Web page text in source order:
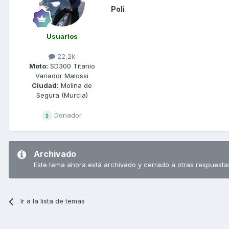
Usuarios
22,2k
Moto: SD300 Titanio
Variador Malossi
Ciudad: Molina de
Segura (Murcia)
Donador
Poli
Archivado
Este tema ahora está archivado y cerrado a otras
Ir a la lista de temas